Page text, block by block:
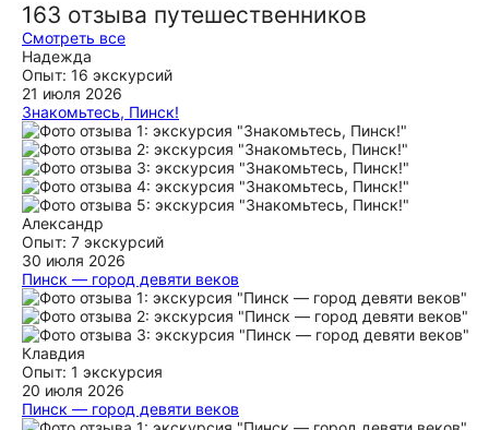
163 отзыва путешественников
Смотреть все
Надежда
Опыт: 16 экскурсий
21 июля 2026
Знакомьтесь, Пинск!
Огромная благодарность Сергею за удивительную
экскурсию по Пинску!!! Прогулка по центру города под
истории из жизни города и его известных жителей была
очень интересной и познавательной!!! Мы узнали много
нового и насладитесь красотой архитектурных памятников
города.
ещё
Александр
Опыт: 7 экскурсий
30 июля 2026
Пинск — город девяти веков
Замечательная экскурсия. Время пролетело незаметно.
Маршрут интересный, не утомляет. Было интересно
слушать и общаться с Ириной. Рекомендуем посетить
Пинск и прогуляться по центру с Ириной
ещё
Клавдия
Опыт: 1 экскурсия
20 июля 2026
Пинск — город девяти веков